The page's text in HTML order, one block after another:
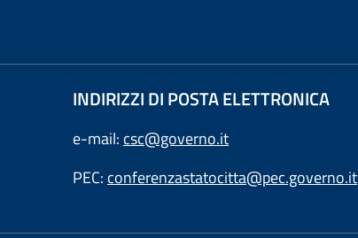
INDIRIZZI DI POSTA ELETTRONICA
e-mail: csc@governo.it
PEC: conferenzastatocitta@pec.governo.it